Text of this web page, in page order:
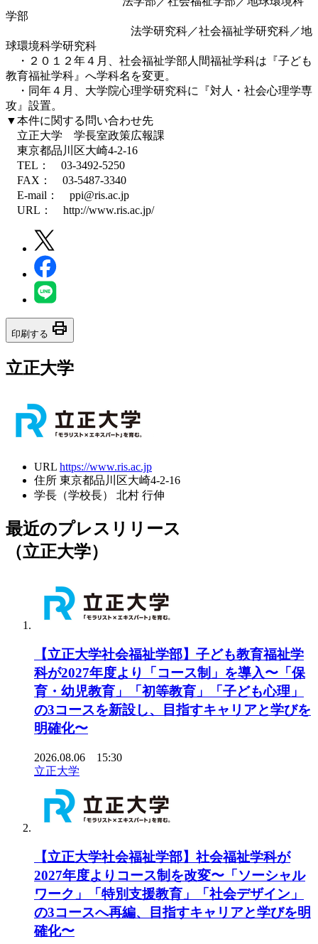
学部
法学研究科／社会福祉学研究科／地
球環境科学研究科
・２０１２年４月、社会福祉学部人間福祉学科は『子ども
教育福祉学科』へ学科名を変更。
・同年４月、大学院心理学研究科に『対人・社会心理学専
攻』設置。
▼本件に関する問い合わせ先
立正大学 学長室政策広報課
東京都品川区大崎4-2-16
TEL： 03-3492-5250
FAX： 03-5487-3340
E-mail： ppi@ris.ac.jp
URL： http://www.ris.ac.jp/
印刷する print
立正大学
URL https://www.ris.ac.jp
住所 東京都品川区大崎4-2-16
学長（学校長）
北村 行伸
最近のプレスリリース
（立正大学）
【立正大学社会福祉学部】子ども教育福祉学
科が2027年度より「コース制」を導入〜「保
育・幼児教育」「初等教育」「子ども心理」
の3コースを新設し、目指すキャリアと学びを
明確化〜
2026.08.06 15:30
立正大学
【立正大学社会福祉学部】社会福祉学科が
2027年度よりコース制を改変〜「ソーシャル
ワーク」「特別支援教育」「社会デザイン」
の3コースへ再編、目指すキャリアと学びを明
確化〜